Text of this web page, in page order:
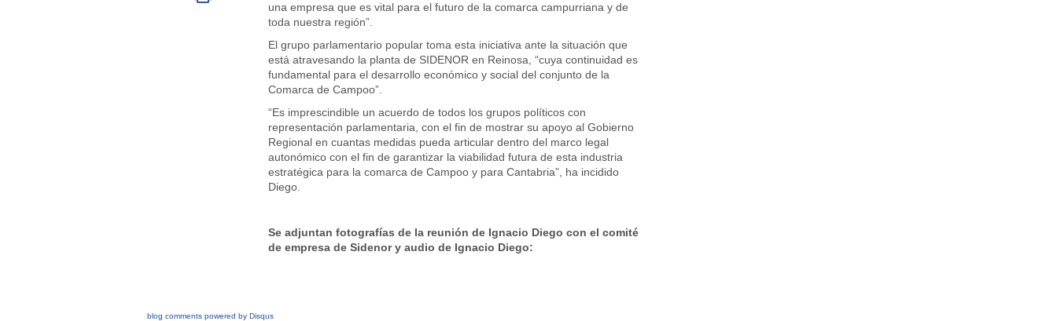
una empresa que es vital para el futuro de la comarca campurriana y de
toda nuestra región”.
El grupo parlamentario popular toma esta iniciativa ante la situación que
está atravesando la planta de SIDENOR en Reinosa, “cuya continuidad es
fundamental para el desarrollo económico y social del conjunto de la
Comarca de Campoo”.
“Es imprescindible un acuerdo de todos los grupos políticos con
representación parlamentaria, con el fin de mostrar su apoyo al Gobierno
Regional en cuantas medidas pueda articular dentro del marco legal
autonómico con el fin de garantizar la viabilidad futura de esta industria
estratégica para la comarca de Campoo y para Cantabria”, ha incidido
Diego.
Se adjuntan fotografías de la reunión de Ignacio Diego con el comité
de empresa de Sidenor y audio de Ignacio Diego:
blog comments powered by Disqus